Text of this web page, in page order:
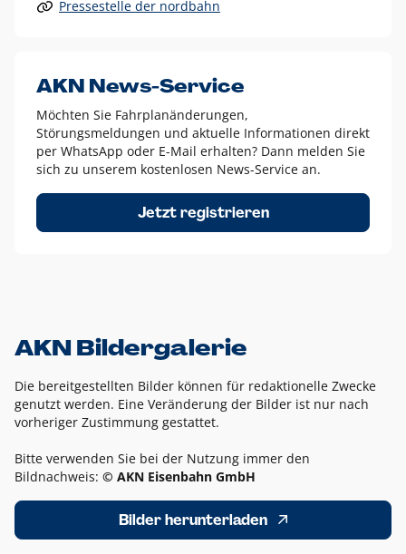
Alle anderen Logo-Varianten dürfen nur in Ausnahmefällen
Diese Ausnahmen sind zum Beispiel:
dem AKN Blau,
weißes Logo auf Fotohintergründen,
schwarzes Logo für reine Schwarz-Weiß-Umsetzungen
Um das Logo herum muss ein Schutzraum von jeweils einer
Höhe bzw. Breite des N aus AKN in alle Richtungen
Pressestelle der nordbahn
AKN News-Service
Möchten Sie Fahrplanänderungen,
Störungsmeldungen und aktuelle Informationen direkt
per WhatsApp oder E-Mail erhalten? Dann melden Sie
sich zu unserem kostenlosen News-Service an.
Jetzt registrieren
AKN Bildergalerie
Die bereitgestellten Bilder können für redaktionelle Zwecke
genutzt werden. Eine Veränderung der Bilder ist nur nach
vorheriger Zustimmung gestattet.
Bitte verwenden Sie bei der Nutzung immer den
Bildnachweis: © AKN Eisenbahn GmbH
Bilder herunterladen